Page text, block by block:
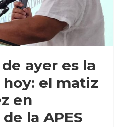
ayer es la
el matiz
en
la APES